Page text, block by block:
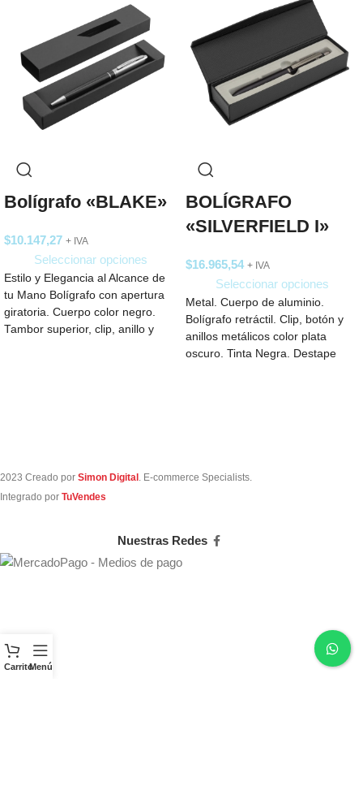
Bolígrafo «BLAKE»
$10.147,27 + IVA
Seleccionar opciones
Estilo y Elegancia al Alcance de
tu Mano Bolígrafo con apertura
giratoria. Cuerpo color negro.
Tambor superior, clip, anillo y
BOLÍGRAFO
«SILVERFIELD I»
$16.965,54 + IVA
Seleccionar opciones
Metal. Cuerpo de aluminio.
Bolígrafo retráctil. Clip, botón y
anillos metálicos color plata
oscuro. Tinta Negra. Destape
2023 Creado por Simon Digital . E-commerce Specialists.
Integrado por TuVendes
Nuestras Redes
CarritoMenú